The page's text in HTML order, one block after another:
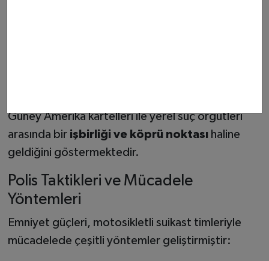
Güney Amerika kartelleri ile yerel suç örgütleri
arasında bir işbirliği ve köprü noktasıhaline
geldiğini göstermektedir.
Polis Taktikleri ve Mücadele
Yöntemleri
Emniyet güçleri, motosikletli suikast timleriyle
mücadelede çeşitli yöntemler geliştirmiştir: